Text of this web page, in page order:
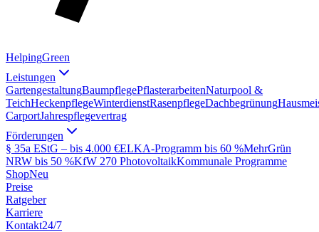
HelpingGreen
Leistungen
GartengestaltungBaumpflegePflasterarbeitenNaturpool &
TeichHeckenpflegeWinterdienstRasenpflegeDachbegrünung
CarportJahrespflegevertrag
Förderungen
§ 35a EStG – bis 4.000 €ELKA-Programm bis 60 %MehrGrün
NRW bis 50 %KfW 270 PhotovoltaikKommunale Programme
ShopNeu
Preise
Ratgeber
Karriere
Kontakt24/7